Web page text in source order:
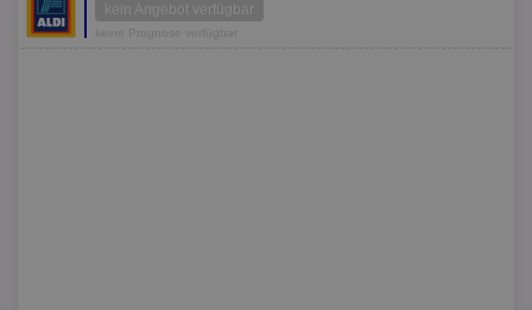
kein Angebot verfügbar
keine Prognose verfügbar